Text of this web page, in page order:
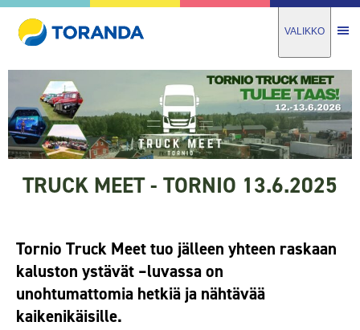
VALIKKO
TRUCK MEET - TORNIO 13.6.2025
Tornio Truck Meet tuo jälleen yhteen raskaan
kaluston ystävät –luvassa on
unohtumattomia hetkiä ja nähtävää
kaikenikäisille.